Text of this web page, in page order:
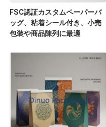
FSC認証カスタムペーパーバ
ッグ、粘着シール付き、小売
包装や商品陳列に最適